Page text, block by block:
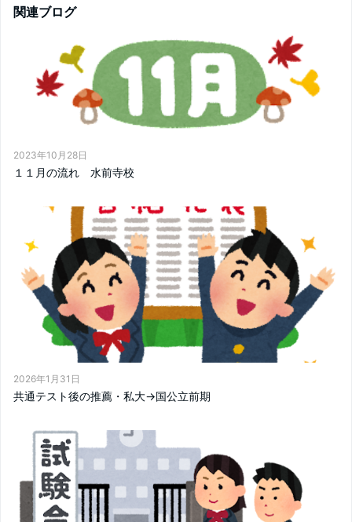
関連ブログ
2023年10月28日
１１月の流れ 水前寺校
2026年1月31日
共通テスト後の推薦・私大→国公立前期